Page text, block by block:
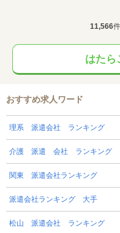
11,566
はたら
おすすめ求人ワード
理系 派遣会社 ランキング
介護 派遣 会社 ランキング
関東 派遣会社ランキング
派遣会社ランキング 大手
松山 派遣会社 ランキング